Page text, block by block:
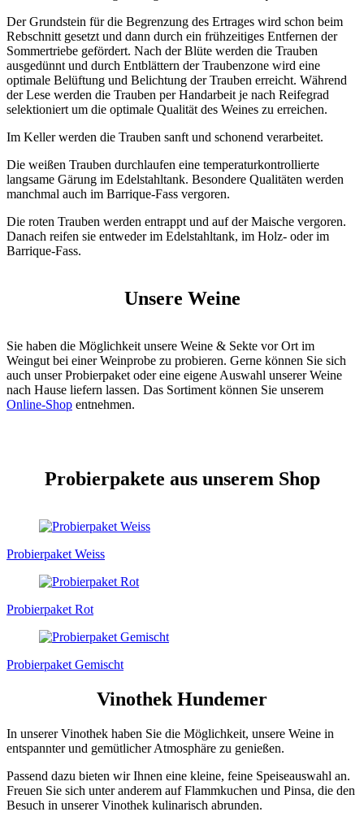
Der Grundstein für die Begrenzung des Ertrages wird schon beim
Rebschnitt gesetzt und dann durch ein frühzeitiges Entfernen der
Sommertriebe gefördert. Nach der Blüte werden die Trauben
ausgedünnt und durch Entblättern der Traubenzone wird eine
optimale Belüftung und Belichtung der Trauben erreicht. Während
der Lese werden die Trauben per Handarbeit je nach Reifegrad
selektioniert um die optimale Qualität des Weines zu erreichen.
Im Keller werden die Trauben sanft und schonend verarbeitet.
Die weißen Trauben durchlaufen eine temperaturkontrollierte
langsame Gärung im Edelstahltank. Besondere Qualitäten werden
manchmal auch im Barrique-Fass vergoren.
Die roten Trauben werden entrappt und auf der Maische vergoren.
Danach reifen sie entweder im Edelstahltank, im Holz- oder im
Barrique-Fass.
Unsere Weine
Sie haben die Möglichkeit unsere Weine & Sekte vor Ort im
Weingut bei einer Weinprobe zu probieren. Gerne können Sie sich
auch unser Probierpaket oder eine eigene Auswahl unserer Weine
nach Hause liefern lassen. Das Sortiment können Sie unserem
Online-Shop entnehmen.
Probierpakete aus unserem Shop
Probierpaket Weiss
Probierpaket Rot
Probierpaket Gemischt
Vinothek Hundemer
In unserer Vinothek haben Sie die Möglichkeit, unsere Weine in
entspannter und gemütlicher Atmosphäre zu genießen.
Passend dazu bieten wir Ihnen eine kleine, feine Speiseauswahl an.
Freuen Sie sich unter anderem auf Flammkuchen und Pinsa, die den
Besuch in unserer Vinothek kulinarisch abrunden.